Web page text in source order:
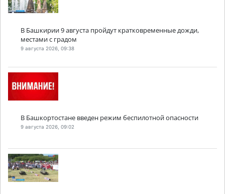
В Башкирии 9 августа пройдут кратковременные дожди,
местами с градом
9 августа 2026, 09:38
В Башкортостане введен режим беспилотной опасности
9 августа 2026, 09:02